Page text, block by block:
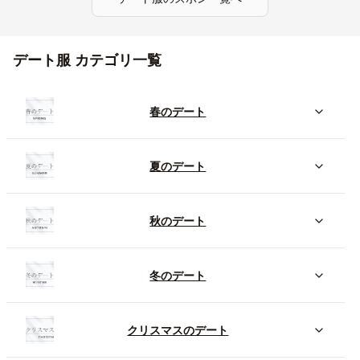
デート服 カテゴリ一覧
春のデート
夏のデート
秋のデート
冬のデート
クリスマスのデート